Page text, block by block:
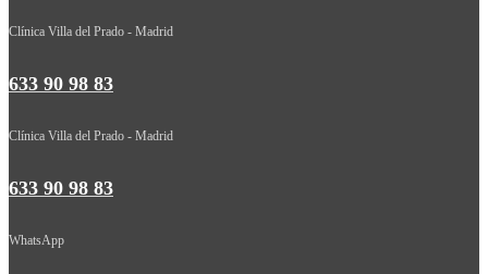
Clínica Villa del Prado - Madrid
633 90 98 83
Clínica Villa del Prado - Madrid
633 90 98 83
WhatsApp